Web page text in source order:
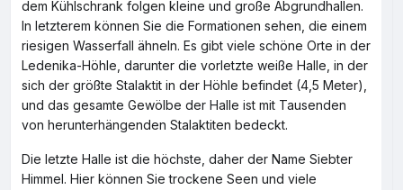
dem Kühlschrank folgen kleine und große Abgrundhallen.
In letzterem können Sie die Formationen sehen, die einem
riesigen Wasserfall ähneln. Es gibt viele schöne Orte in der
Ledenika-Höhle, darunter die vorletzte weiße Halle, in der
sich der größte Stalaktit in der Höhle befindet (4,5 Meter),
und das gesamte Gewölbe der Halle ist mit Tausenden
von herunterhängenden Stalaktiten bedeckt.
Die letzte Halle ist die höchste, daher der Name Siebter
Himmel. Hier können Sie trockene Seen und viele